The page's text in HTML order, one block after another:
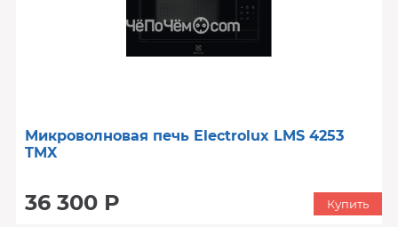
Микроволновая печь Electrolux LMS 4253
TMX
36 300 Р Купить